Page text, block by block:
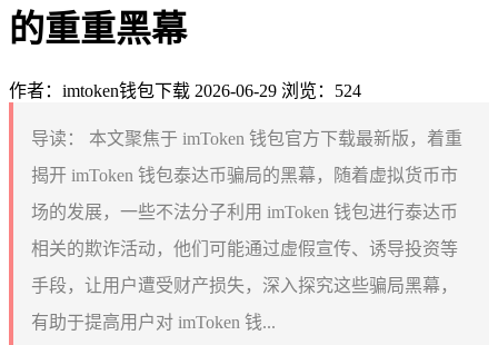
的重重黑幕
作者：imtoken钱包下载 2026-06-29 浏览：524
导读：
本文聚焦于 imToken 钱包官方下载最新版，着重
揭开 imToken 钱包泰达币骗局的黑幕，随着虚拟货币市
场的发展，一些不法分子利用 imToken 钱包进行泰达币
相关的欺诈活动，他们可能通过虚假宣传、诱导投资等
手段，让用户遭受财产损失，深入探究这些骗局黑幕，
有助于提高用户对 imToken 钱...